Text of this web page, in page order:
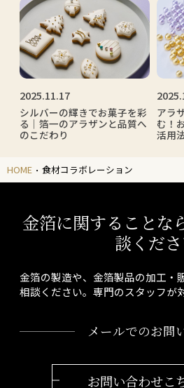
2025.11.17
シルバーの輝きでお菓子を彩
る｜箔一のアラザンと品質へ
のこだわり
アラ
む！
活用
HOME 食材コラボレーション
金箔に関することな
談くだ
金箔の製造や、金箔製品の加工・
相談ください。専門のスタッフが
メールでのお問
お問い合わせこ